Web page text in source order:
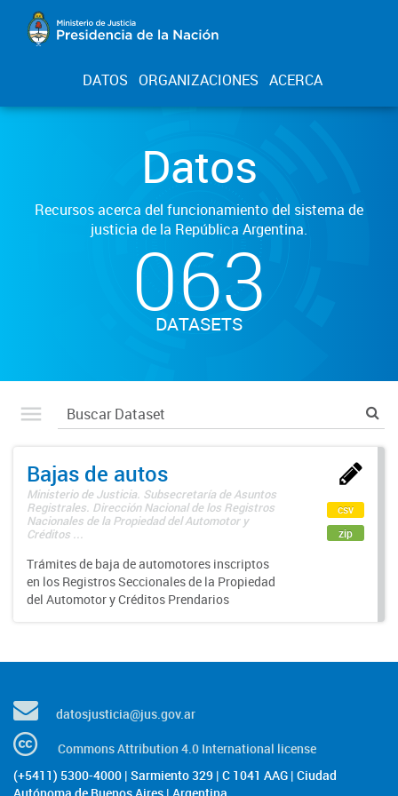
DATOS ORGANIZACIONES ACERCA
Datos
Recursos acerca del funcionamiento del sistema de
justicia de la República Argentina.
063
DATASETS
Bajas de autos
Ministerio de Justicia. Subsecretaría de Asuntos
Registrales. Dirección Nacional de los Registros
Nacionales de la Propiedad del Automotor y
Créditos ...
Trámites de baja de automotores inscriptos
en los Registros Seccionales de la Propiedad
del Automotor y Créditos Prendarios
csv
zip
datosjusticia@jus.gov.ar
Commons Attribution 4.0 International license
(+5411) 5300-4000 | Sarmiento 329 | C 1041 AAG | Ciudad